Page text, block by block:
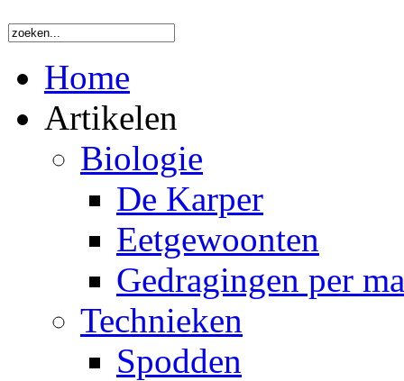
Home
Artikelen
Biologie
De Karper
Eetgewoonten
Gedragingen per
Technieken
Spodden